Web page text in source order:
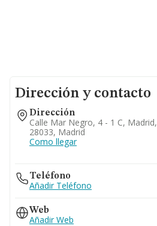
Dirección y contacto
Dirección
Calle Mar Negro, 4 - 1 C, Madrid,
28033, Madrid
Como llegar
Teléfono
Añadir Teléfono
Web
Añadir Web